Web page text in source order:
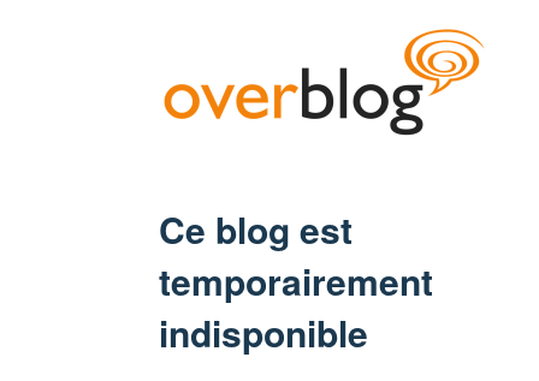
Ce blog est
temporairement
indisponible